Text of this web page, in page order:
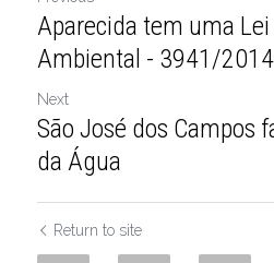
Aparecida tem uma
Ambiental - 3941/
Next
São José dos Campos
da Água
Return to site